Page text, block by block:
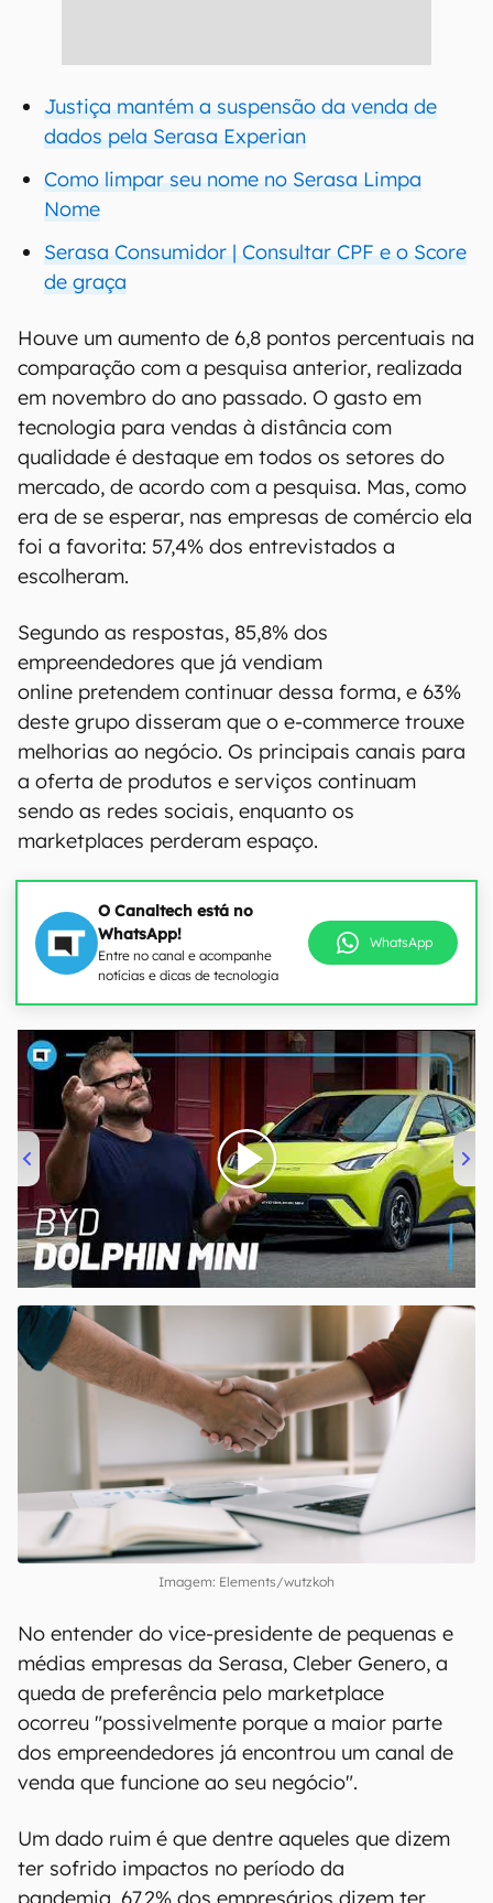
Justiça mantém a suspensão da venda de
dados pela Serasa Experian
Como limpar seu nome no Serasa Limpa
Nome
Serasa Consumidor | Consultar CPF e o Score
de graça
Houve um aumento de 6,8 pontos percentuais na
comparação com a pesquisa anterior, realizada
em novembro do ano passado. O gasto em
tecnologia para vendas à distância com
qualidade é destaque em todos os setores do
mercado, de acordo com a pesquisa. Mas, como
era de se esperar, nas empresas de comércio ela
foi a favorita: 57,4% dos entrevistados a
escolheram.
Segundo as respostas, 85,8% dos
empreendedores que já vendiam
online pretendem continuar dessa forma, e 63%
deste grupo disseram que o e-commerce trouxe
melhorias ao negócio. Os principais canais para
a oferta de produtos e serviços continuam
sendo as redes sociais, enquanto os
marketplaces perderam espaço.
O Canaltech está no
WhatsApp!
Entre no canal e acompanhe
notícias e dicas de tecnologia
WhatsApp
00:00/04:07
Imagem: Elements/wutzkoh
No entender do vice-presidente de pequenas e
médias empresas da Serasa, Cleber Genero, a
queda de preferência pelo marketplace
ocorreu "possivelmente porque a maior parte
dos empreendedores já encontrou um canal de
venda que funcione ao seu negócio".
Um dado ruim é que dentre aqueles que dizem
ter sofrido impactos no período da